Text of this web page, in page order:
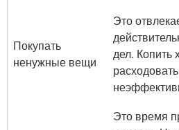
Покупать
ненужные вещи
Это
дел. Копить
Это время